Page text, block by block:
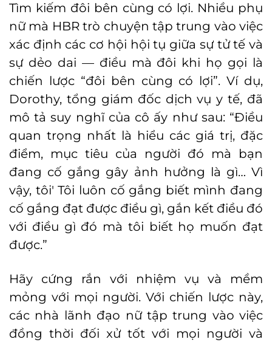
Tìm kiếm đôi bên cùng có lợi. Nhiều phụ
nữ mà HBR trò chuyện tập trung vào việc
xác định các cơ hội hội tụ giữa sự tử tế và
sự dẻo dai — điều mà đôi khi họ gọi là
chiến lược “đôi bên cùng có lợi”. Ví dụ,
Dorothy, tổng giám đốc dịch vụ y tế, đã
mô tả suy nghĩ của cô ấy như sau: “Điều
quan trọng nhất là hiểu các giá trị, đặc
điểm, mục tiêu của người đó mà bạn
đang cố gắng gây ảnh hưởng là gì… Vì
vậy, tôi' Tôi luôn cố gắng biết mình đang
cố gắng đạt được điều gì, gắn kết điều đó
với điều gì đó mà tôi biết họ muốn đạt
được.”
Hãy cứng rắn với nhiệm vụ và mềm
mỏng với mọi người. Với chiến lược này,
các nhà lãnh đạo nữ tập trung vào việc
đồng thời đối xử tốt với mọi người và